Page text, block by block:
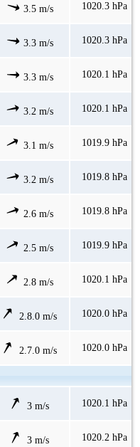
3.5 m/s 1020.3 hPa
3.3 m/s 1020.3 hPa
3.3 m/s 1020.1 hPa
3.2 m/s 1020.1 hPa
3.1 m/s 1019.9 hPa
3.2 m/s 1019.8 hPa
2.6 m/s 1019.8 hPa
2.5 m/s 1019.9 hPa
2.8 m/s 1020.1 hPa
2.8.0 m/s 1020.0 hPa
2.7.0 m/s 1020.0 hPa
3 m/s 1020.1 hPa
3 m/s 1020.2 hPa